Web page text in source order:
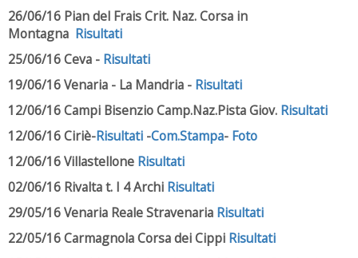
26/06/16 Pian del Frais Crit. Naz. Corsa in
Montagna Risultati
25/06/16 Ceva - Risultati
19/06/16 Venaria - La Mandria - Risultati
12/06/16 Campi Bisenzio Camp.Naz.Pista Giov. Risultati
12/06/16 Ciriè-Risultati -Com.Stampa- Foto
12/06/16 Villastellone Risultati
02/06/16 Rivalta t. I 4 Archi Risultati
29/05/16 Venaria Reale Stravenaria Risultati
22/05/16 Carmagnola Corsa dei Cippi Risultati